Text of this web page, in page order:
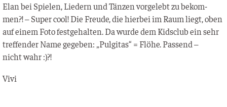
Elan bei Spie­len, Lie­dern und Tän­zen vor­ge­lebt zu bekom­
men?! – Super cool! Die Freu­de, die hier­bei im Raum liegt, oben
auf einem Foto fest­ge­hal­ten. Da wur­de dem Kids­club ein sehr
tref­fen­der Name gege­ben: „Pul­gi­tas“ = Flö­he. Pas­send –
nicht wahr :)?!
Vivi